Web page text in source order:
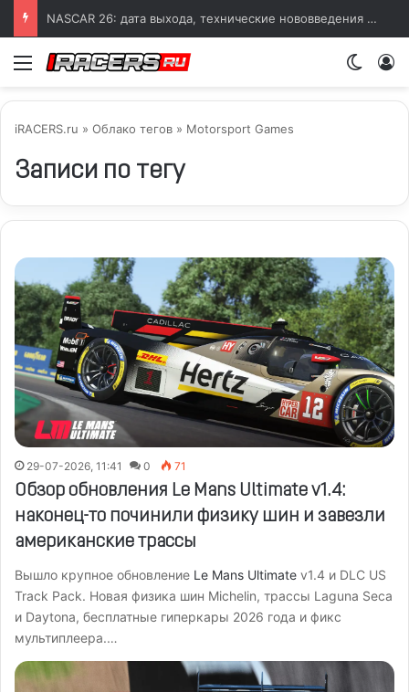
NASCAR 26: дата выхода, технические нововведения и детали геймплея
Меню
iRACERS.ru » Облако тегов » Motorsport Games
Записи по тегу
29-07-2026, 11:41 0 71
Обзор обновления Le Mans Ultimate v1.4:
наконец-то починили физику шин и завезли
американские трассы
Вышло крупное обновление Le Mans Ultimate v1.4 и DLC US
Track Pack. Новая физика шин Michelin, трассы Laguna Seca
и Daytona, бесплатные гиперкары 2026 года и фикс
мультиплеера.…